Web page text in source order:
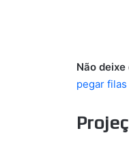
Não
pegar filas